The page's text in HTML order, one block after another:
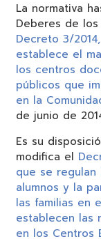
La normativa
Deberes de
Decreto 3/
establece el
los centros
públicos que
en la
de junio de
Es su
modifica el
que se
alumnos y la
las familias en
establecen las
en los Centros